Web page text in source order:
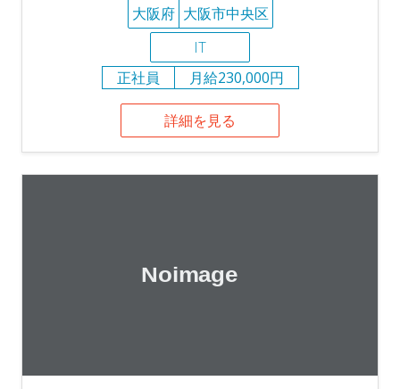
大阪府 大阪市中央区
IT
正社員
月給230,000円
詳細を見る